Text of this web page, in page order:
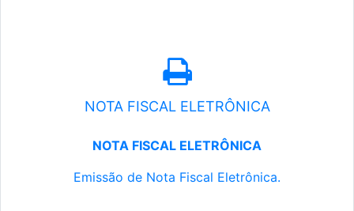
NOTA FISCAL ELETRÔNICA
NOTA FISCAL ELETRÔNICA
Emissão de Nota Fiscal Eletrônica.